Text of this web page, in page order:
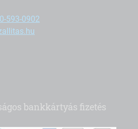
593-0902
bankkártyás fizetés